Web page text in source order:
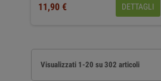
11,90 € DETTAGLI
Visualizzati 1-20 su 302 articoli